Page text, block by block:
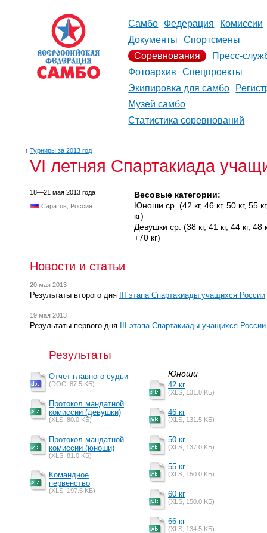
Самбо Федерация
Комиссии
Документы
Спортсмены
Соревнования
Пресс-
Фотоархив
Спецпроекты
Экипировка для самбо
Музей самбо
Статистика соревнований
↑ Турниры за 2013 год
VI летняя Спартакиада
18—21 мая 2013 года
Саратов, Россия
Весовые категории:
Юноши ср. (42 кг, 46 кг, 50 кг, 55
кг)
Девушки ср. (38 кг, 41 кг, 44 кг, 48
+70 кг)
Новости и статьи
20 мая 2013
Результаты второго дня III этапа Спартакиады учащихся России
19 мая 2013
Результаты первого дня III этапа Спартакиады учащихся России
Результаты
Отчет главного судьи
(DOC, 87.5 KБ)
Протокол мандатной
комиссии (девушки)
(XLS, 80.0 KБ)
Протокол мандатной
комиссии (юноши)
(XLS, 81.0 KБ)
Командное
первенство
(XLS, 197.5 KБ)
Юноши
42 кг
(XLS, 131.0 KБ)
46 кг
(XLS, 131.5 KБ)
50 кг
(XLS, 137.0 KБ)
55 кг
(XLS, 150.0 KБ)
60 кг
(XLS, 150.0 KБ)
66 кг
(XLS, 134.5 KБ)